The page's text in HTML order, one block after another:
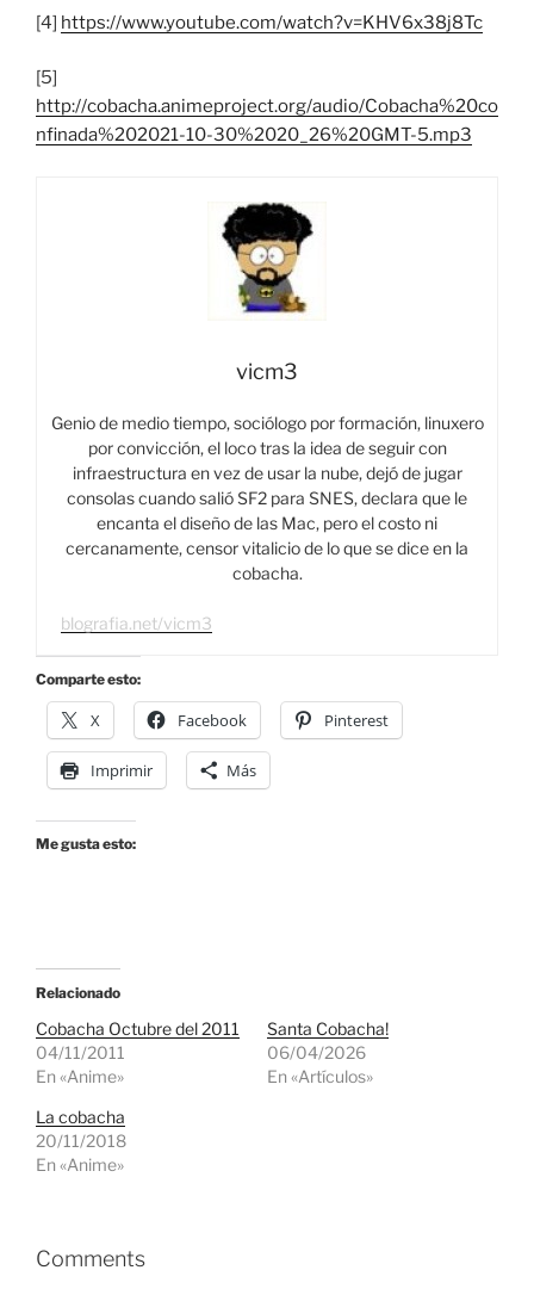
[4] https://www.youtube.com/watch?v=KHV6x38j8Tc
[5]
http://cobacha.animeproject.org/audio/Cobacha%20co
nfinada%202021-10-30%2020_26%20GMT-5.mp3
vicm3
Genio de medio tiempo, sociólogo por formación, linuxero
por convicción, el loco tras la idea de seguir con
infraestructura en vez de usar la nube, dejó de jugar
consolas cuando salió SF2 para SNES, declara que le
encanta el diseño de las Mac, pero el costo ni
cercanamente, censor vitalicio de lo que se dice en la
cobacha.
blografia.net/vicm3
Comparte esto:
X Facebook Pinterest
Imprimir Más
Me gusta esto:
Relacionado
Cobacha Octubre del 2011
04/11/2011
En «Anime»
Santa Cobacha!
06/04/2026
En «Artículos»
La cobacha
20/11/2018
En «Anime»
Comments